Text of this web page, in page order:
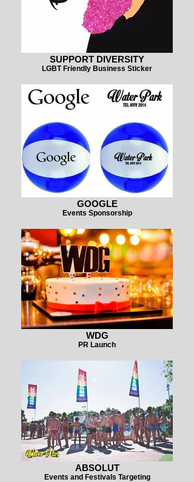
SUPPORT DIVERSITY
LGBT Friendly Business Sticker
GOOGLE
Events Sponsorship
WDG
PR Launch
ABSOLUT
Events and Festivals Targeting